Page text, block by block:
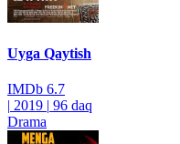
Uyga Qaytish
IMDb 6.7
| 2019 | 96 daq
Drama